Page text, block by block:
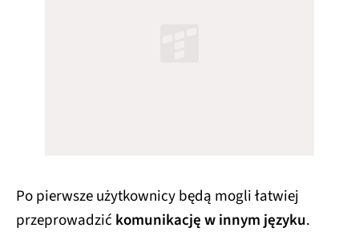
Po pierwsze użytkownicy będą mogli łatwiej
przeprowadzić komunikację w innym języku.